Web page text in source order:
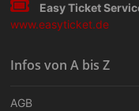
Easy Ticket
www.easyticket.de
Infos von A bis Z
AGB